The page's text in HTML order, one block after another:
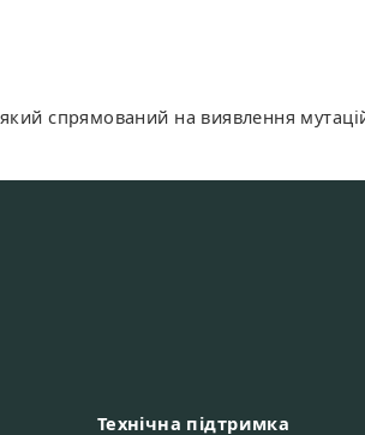
спрямований на виявлення
Технічна підтримка